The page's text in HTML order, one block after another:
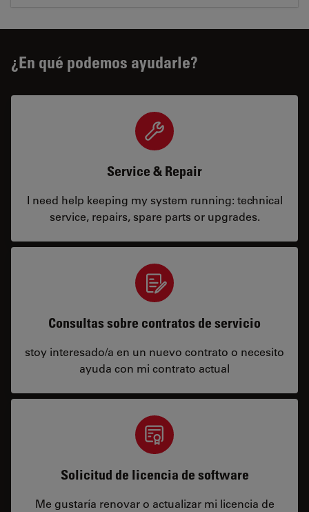
¿En qué podemos ayudarle?
Service & Repair
I need help keeping my system running: technical
service, repairs, spare parts or upgrades.
Consultas sobre contratos de servicio
stoy interesado/a en un nuevo contrato o necesito
ayuda con mi contrato actual
Solicitud de licencia de software
Me gustaría renovar o actualizar mi licencia de